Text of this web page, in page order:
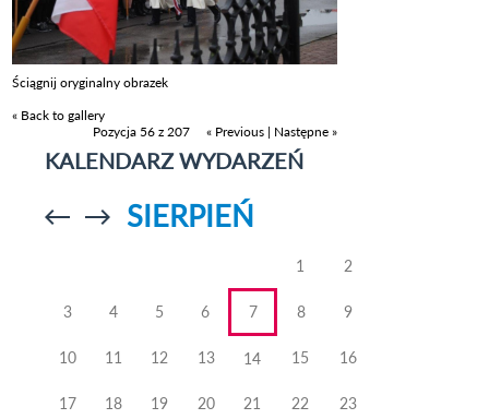
Ściągnij oryginalny obrazek
« Back to gallery
Pozycja 56 z 207
« Previous | Następne »
KALENDARZ WYDARZEŃ
Przejdź doPrzejdź do
SIERPIEŃ
1 2
3 4 5 6 7 8 9
10 11 12 13 14 15 16
17 18 19 20 21 22 23